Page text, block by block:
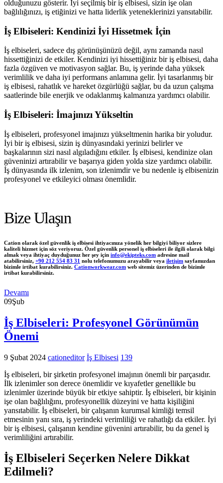
olduğunuzu gösterir. İyi seçilmiş bir iş elbisesi, sizin işe olan
bağlılığınızı, iş etiğinizi ve hatta liderlik yeteneklerinizi yansıtabilir.
İş Elbiseleri: Kendinizi İyi Hissetmek İçin
İş elbiseleri, sadece dış görünüşünüzü değil, aynı zamanda nasıl
hissettiğinizi de etkiler. Kendinizi iyi hissettiğiniz bir iş elbisesi, daha
fazla özgüven ve motivasyon sağlar. Bu, iş yerinde daha yüksek
verimlilik ve daha iyi performans anlamına gelir. İyi tasarlanmış bir
iş elbisesi, rahatlık ve hareket özgürlüğü sağlar, bu da uzun çalışma
saatlerinde bile enerjik ve odaklanmış kalmanıza yardımcı olabilir.
İş Elbiseleri: İmajınızı Yükseltin
İş elbiseleri, profesyonel imajınızı yükseltmenin harika bir yoludur.
İyi bir iş elbisesi, sizin iş dünyasındaki yerinizi belirler ve
başkalarının sizi nasıl algıladığını etkiler. İş elbisesi, kendinize olan
güveninizi artırabilir ve başarıya giden yolda size yardımcı olabilir.
İş dünyasında ilk izlenim, son izlenimdir ve bu nedenle iş elbisenizin
profesyonel ve etkileyici olması önemlidir.
Bize Ulaşın
Cation olarak özel güvenlik iş elbisesi ihtiyacınıza yönelik her bilgiyi biliyor sizlere
kaliteli hizmet için söz veriyoruz. Özel güvenlik personel iş elbiseleri ile ilgili olarak bilgi
almak veya ihtiyaç duyduğunuz her şey için info@ekipteks.com adresine mail
atabilirsiniz, +90 212 554 83 31 nolu telefonumuzu arayabilir veya iletişim sayfamızdan
bizimle irtibat kurabilirsiniz. Cationworkwear.com web sitemiz üzerinden de bizimle
irtibat kurabilirsiniz.
Devamı
09Şub
İş Elbiseleri: Profesyonel Görünümün
Önemi
9 Şubat 2024 cationeditor İş Elbisesi 139
İş elbiseleri, bir şirketin profesyonel imajının önemli bir parçasıdır.
İlk izlenimler son derece önemlidir ve kıyafetler genellikle bu
izlenimler üzerinde büyük bir etkiye sahiptir. İş elbiseleri, bir kişinin
işe olan bağlılığını, profesyonellik düzeyini ve hatta kişiliğini
yansıtabilir. İş elbiseleri, bir çalışanın kurumsal kimliği temsil
etmesinin yanı sıra, iş yerindeki verimliliği ve rahatlığı da etkiler. İyi
bir iş elbisesi, çalışanın kendine güvenini artırabilir, bu da genel iş
verimliliğini artırabilir.
İş Elbiseleri Seçerken Nelere Dikkat
Edilmeli?